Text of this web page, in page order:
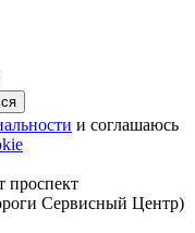
и соглашаюсь
Сервисный Центр)